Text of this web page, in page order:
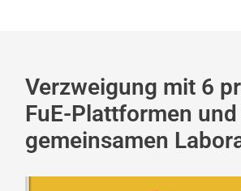
Verzweigung mit 6
FuE-Plattformen und
gemeinsamen